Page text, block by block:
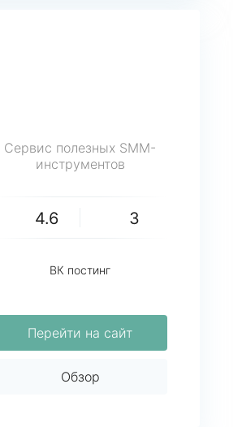
Сервис полезных SMM-
инструментов
4.6 3
ВК постинг
Перейти на сайт
Обзор